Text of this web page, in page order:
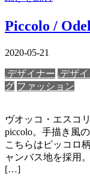
Piccolo /
2020-05-21
.デザイナー .デザ
グ ファッション
ヴオッコ・エスコ
piccolo。手描き風
こちらはピッコロ
ャンバス地を採用
[…]